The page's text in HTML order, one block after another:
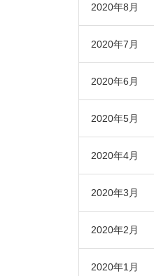
2020年8月
2020年7月
2020年6月
2020年5月
2020年4月
2020年3月
2020年2月
2020年1月